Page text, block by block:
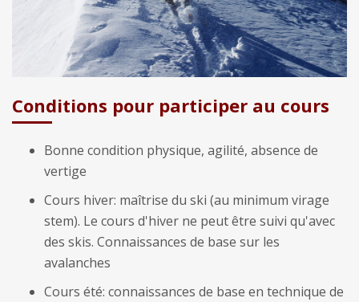
Conditions pour participer au cours
Bonne condition physique, agilité, absence de
vertige
Cours hiver: maîtrise du ski (au minimum virage
stem). Le cours d'hiver ne peut être suivi qu'avec
des skis. Connaissances de base sur les
avalanches
Cours été: connaissances de base en technique de